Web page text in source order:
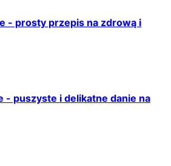
- prosty przepis na zdrową i
- puszyste i delikatne danie na